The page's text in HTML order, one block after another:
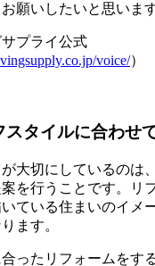
願いしたいと思います
プライ公式
voice/）
スタイルに合わせ
大切にしているのは
を行うことです。リ
ている住まいのイメ
ます。
ったリフォームをす